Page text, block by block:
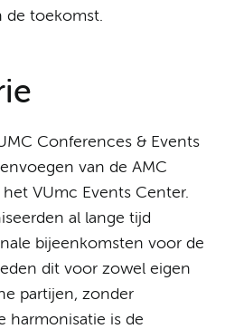
de toekomst.
Conferences & Events
van de AMC
VUmc Events Center.
al lange tijd
bijeenkomsten voor de
dit voor zowel eigen
partijen, zonder
harmonisatie is de